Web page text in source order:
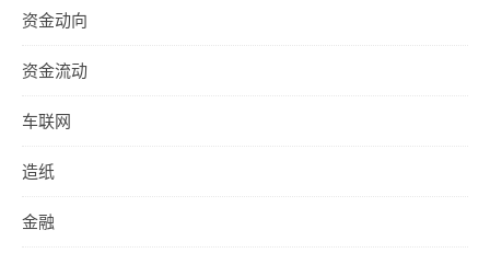
资金动向
资金流动
车联网
造纸
金融